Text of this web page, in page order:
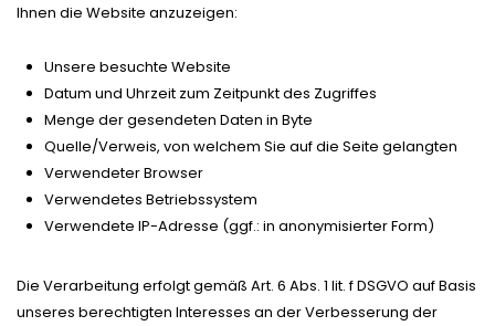
Ihnen die Website anzuzeigen:
Unsere besuchte Website
Datum und Uhrzeit zum Zeitpunkt des Zugriffes
Menge der gesendeten Daten in Byte
Quelle/Verweis, von welchem Sie auf die Seite gelangten
Verwendeter Browser
Verwendetes Betriebssystem
Verwendete IP-Adresse (ggf.: in anonymisierter Form)
Die Verarbeitung erfolgt gemäß Art. 6 Abs. 1 lit. f DSGVO auf Basis
unseres berechtigten Interesses an der Verbesserung der